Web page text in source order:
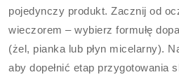
pojedynczy produkt. Zacznij od
wieczorem – wybierz formułę
(żel, pianka lub płyn micelarny).
aby dopełnić etap przygotowania